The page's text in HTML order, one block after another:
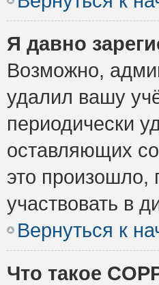
Я давно
Возможно,
удалил вашу
периодически
оставляющих
это произошло,
участвовать в
Вернуться к
Что такое